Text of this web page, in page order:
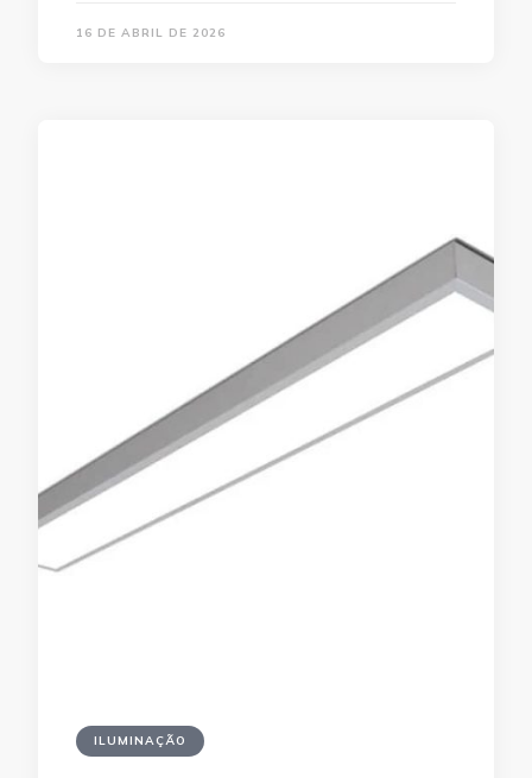
16 DE ABRIL DE 2026
ILUMINAÇÃO